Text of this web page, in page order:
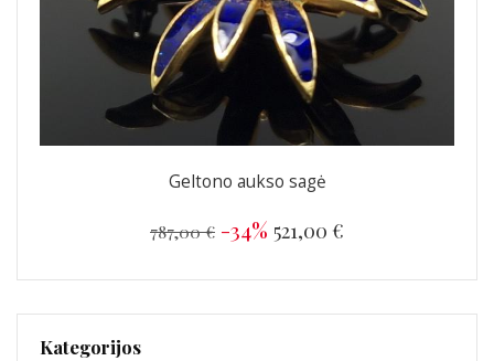
Geltono aukso sagė
787,00 € -34% 521,00 €
Kategorijos